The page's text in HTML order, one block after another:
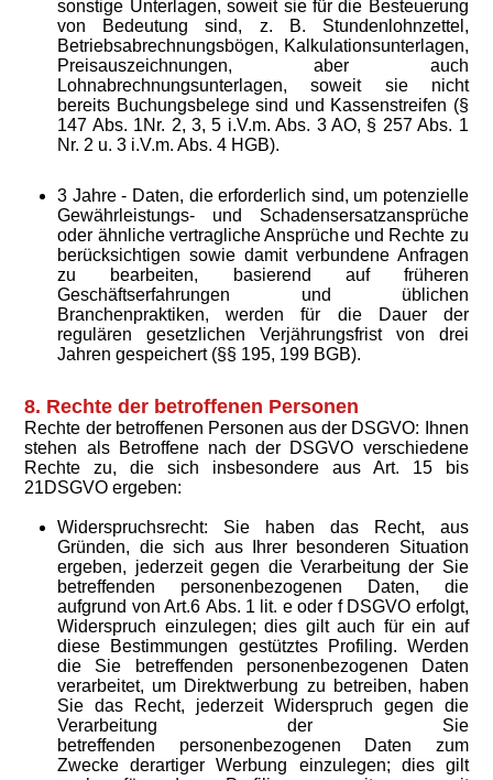
sonstige Unterlagen, soweit sie für die Besteuerung
von Bedeutung sind, z. B. Stundenlohnzettel,
Betriebsabrechnungsbögen, Kalkulationsunterlagen,
Preisauszeichnungen, aber auch
Lohnabrechnungsunterlagen, soweit sie nicht
bereits Buchungsbelege sind und Kassenstreifen (§
147 Abs. 1Nr. 2, 3, 5 i.V.m. Abs. 3 AO, § 257 Abs. 1
Nr. 2 u. 3 i.V.m. Abs. 4 HGB).
3 Jahre - Daten, die erforderlich sind, um potenzielle
Gewährleistungs- und Schadensersatzansprüche
oder ähnliche vertragliche Ansprüche und Rechte zu
berücksichtigen sowie damit verbundene Anfragen
zu bearbeiten, basierend auf früheren
Geschäftserfahrungen und üblichen
Branchenpraktiken, werden für die Dauer der
regulären gesetzlichen Verjährungsfrist von drei
Jahren gespeichert (§§ 195, 199 BGB).
8. Rechte der betroffenen Personen
Rechte der betroffenen Personen aus der DSGVO: Ihnen
stehen als Betroffene nach der DSGVO verschiedene
Rechte zu, die sich insbesondere aus Art. 15 bis
21DSGVO ergeben:
Widerspruchsrecht: Sie haben das Recht, aus
Gründen, die sich aus Ihrer besonderen Situation
ergeben, jederzeit gegen die Verarbeitung der Sie
betreffenden personenbezogenen Daten, die
aufgrund von Art.6 Abs. 1 lit. e oder f DSGVO erfolgt,
Widerspruch einzulegen; dies gilt auch für ein auf
diese Bestimmungen gestütztes Profiling. Werden
die Sie betreffenden personenbezogenen Daten
verarbeitet, um Direktwerbung zu betreiben, haben
Sie das Recht, jederzeit Widerspruch gegen die
Verarbeitung der Sie
betreffenden personenbezogenen Daten zum
Zwecke derartiger Werbung einzulegen; dies gilt